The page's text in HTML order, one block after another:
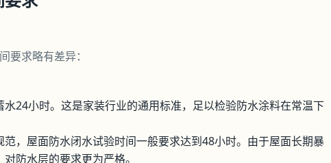
要求略有差异：
水24小时。这是家装行业的通用标准，足以检验防水涂料在常温下
范，屋面防水闭水试验时间一般要求达到48小时。由于屋面长期暴
防水层的要求更为严格。